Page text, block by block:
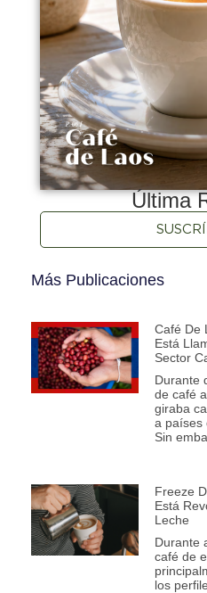
Última
Más Publicaciones
Café De
Está
Sector
Durante
de café
giraba
a países
Sin
Freeze
Está
Leche
Durante
café de
los